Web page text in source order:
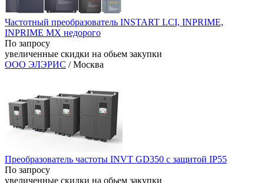
Частотный преобразователь INSTART LCI, INPRIME,
INPRIME MX недорого
По запросу
увеличенные скидки на обьем закупки
ООО ЭЛЭРИС / Москва
Преобразователь частоты INVT GD350 с защитой IP55
По запросу
увеличенные скидки на обьем закупки